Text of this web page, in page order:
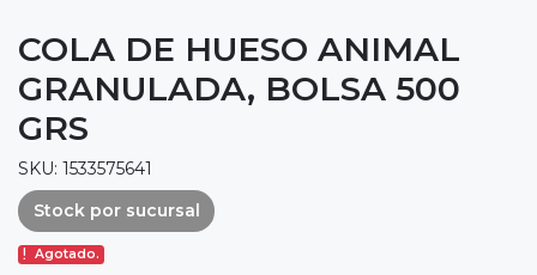
COLA DE HUESO ANIMAL
GRANULADA, BOLSA 500
GRS
SKU: 1533575641
Stock por sucursal
Agotado.